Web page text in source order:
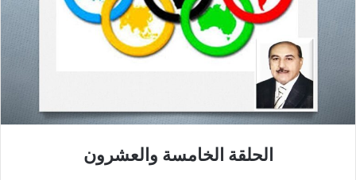
الحلقة الخامسة والعشرون